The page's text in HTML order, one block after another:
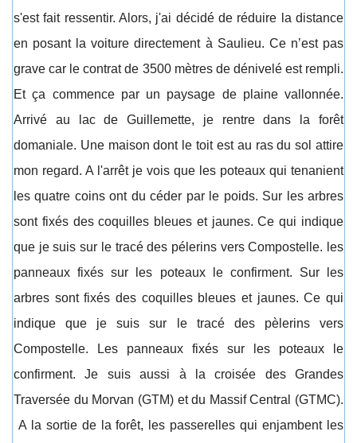
s'est fait ressentir. Alors, j'ai décidé de réduire la distance
en posant la voiture directement à Saulieu. Ce n’est pas
grave car le contrat de 3500 mètres de dénivelé est rempli.
Et ça commence par un paysage de plaine vallonnée.
Arrivé au lac de Guillemette, je rentre dans la forêt
domaniale. Une maison dont le toit est au ras du sol attire
mon regard. A l'arrêt je vois que les poteaux qui tenanient
les quatre coins ont du céder par le poids. Sur les arbres
sont fixés des coquilles bleues et jaunes. Ce qui indique
que je suis sur le tracé des pélerins vers Compostelle. les
panneaux fixés sur les poteaux le confirment. Sur les
arbres sont fixés des coquilles bleues et jaunes. Ce qui
indique que je suis sur le tracé des pèlerins vers
Compostelle. Les panneaux fixés sur les poteaux le
confirment. Je suis aussi à la croisée des Grandes
Traversée du Morvan (GTM) et du Massif Central (GTMC).
A la sortie de la forêt, les passerelles qui enjambent les